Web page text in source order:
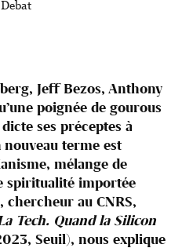
Jeff Bezos, Anthony
poignée de gourous
ses préceptes à
nouveau terme est
mélange de
spiritualité importée
chercheur au CNRS,
Tech. Quand la Silicon
Seuil), nous explique